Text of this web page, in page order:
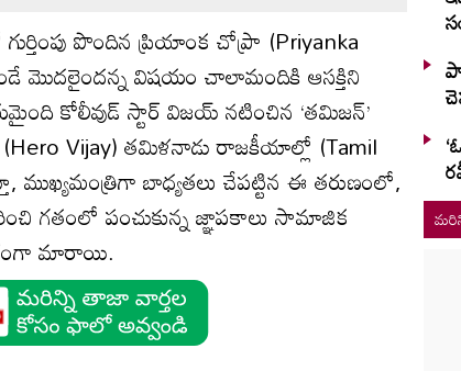
పొందిన ప్రియాంక చోప్రా (Priyanka
మొదలైందన్న విషయం చాలామందికి ఆసక్తిని
కోలీవుడ్ స్టార్ విజయ్ నటించిన ‘త‌మిజ‌న్’
(Hero Vijay) తమిళనాడు రాజకీయాల్లో (Tamil
ముఖ్యమంత్రిగా బాధ్యతలు చేపట్టిన ఈ తరుణంలో,
గతంలో పంచుకున్న జ్ఞాపకాలు సామాజిక
మారాయి.